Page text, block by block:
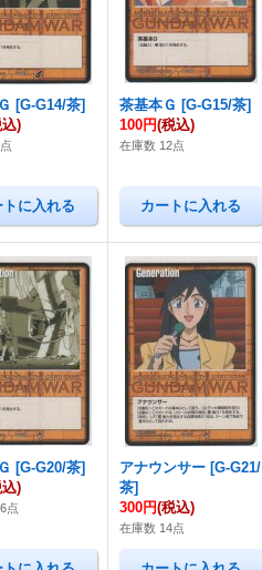
[G-G14/茶]
)
茶基本Ｇ [G-G15/茶]
100円(税込)
在庫数 12点
[G-G20/茶]
)
点
アナウンサー [G-G21/
茶]
300円(税込)
在庫数 14点